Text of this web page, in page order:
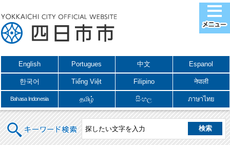
English Portugues 中文 Espanol
한국어 Tiếng Việt Filipino नेपाली
Bahasa Indonesia தமிழ் සිංහල ภาษาไทย
キーワード検索